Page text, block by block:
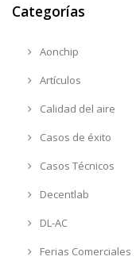
Categorías
Aonchip
Artículos
Calidad del aire
Casos de éxito
Casos Técnicos
Decentlab
DL-AC
Ferias Comerciales